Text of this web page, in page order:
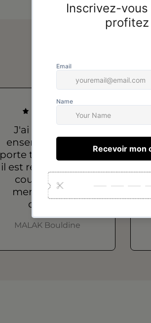
Avis de
J'ai acheté un
ensemble que je
porte tous les jours,
il est resté intact, la
couleur est la
meme, bonne
qualité !
MALAK Bouldine